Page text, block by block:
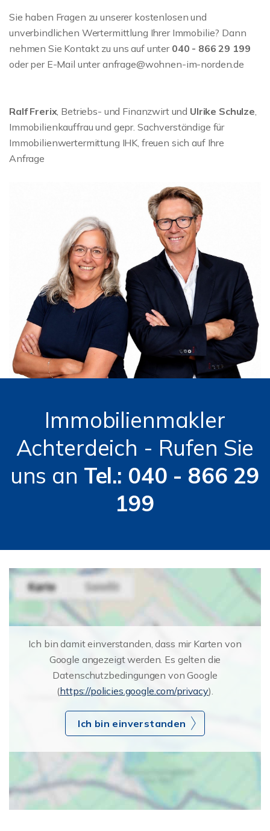
Sie haben Fragen zu unserer kostenlosen und
unverbindlichen Wertermittlung Ihrer Immobilie? Dann
nehmen Sie Kontakt zu uns auf unter 040 - 866 29 199
oder per E-Mail unter anfrage@wohnen-im-norden.de
Ralf Frerix, Betriebs- und Finanzwirt und Ulrike Schulze,
Immobilienkauffrau und gepr. Sachverständige für
Immobilienwertermittung IHK, freuen sich auf Ihre
Anfrage
Immobilienmakler
Achterdeich - Rufen Sie
uns an Tel.: 040 - 866 29
199
Ich bin damit einverstanden, dass mir Karten von
Google angezeigt werden. Es gelten die
Datenschutzbedingungen von Google
(https://policies.google.com/privacy).
Ich bin einverstanden